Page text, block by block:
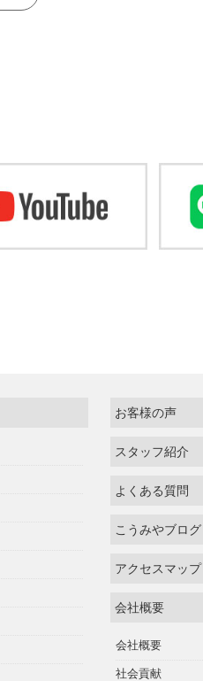
お客様の声
スタッフ紹介
よくある質問
こうみやブログ
アクセスマップ
会社概要
会社概要
社会貢献